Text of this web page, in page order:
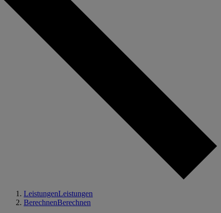
LeistungenLeistungen
BerechnenBerechnen